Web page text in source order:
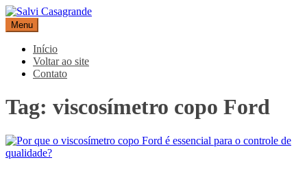
Pular
para
o
conteúdo
Salvi Casagrande
Especialistas em equipamentos de medição e automação
Menu
Início
Voltar ao site
Contato
Tag: viscosímetro copo Ford